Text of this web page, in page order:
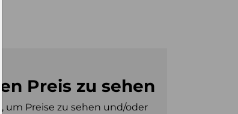
Preis zu sehen
um Preise zu sehen und/oder